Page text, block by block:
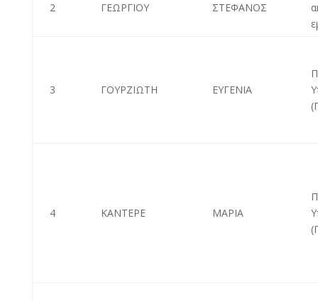
2 ΓΕΩΡΓΙΟΥ ΣΤΕΦΑΝΟΣ
3 ΓΟΥΡΖΙΩΤΗ ΕΥΓΕΝΙΑ
4 ΚΑΝΤΕΡΕ ΜΑΡΙΑ